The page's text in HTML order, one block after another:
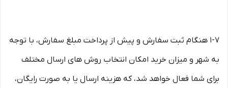
۱-۷ هنگام ثبت سفارش و پیش از پرداخت مبلغ سفارش، با توجه
به شهر و میزان خرید امکان انتخاب روش های ارسال مختلف
برای شما فعال خواهد شد، که هزینه ارسال یا به صورت رایگان،